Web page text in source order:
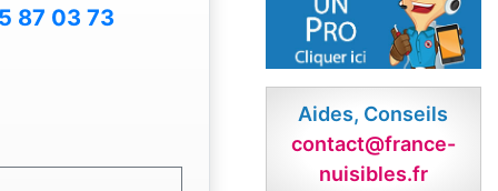
87 03 73
Aides, Conseils
contact@france-
nuisibles.fr